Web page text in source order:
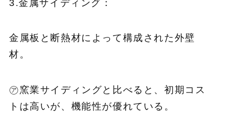
3.金属サイディング：
金属板と断熱材によって構成された外壁
材。
㋐窯業サイディングと比べると、初期コス
トは高いが、機能性が優れている。